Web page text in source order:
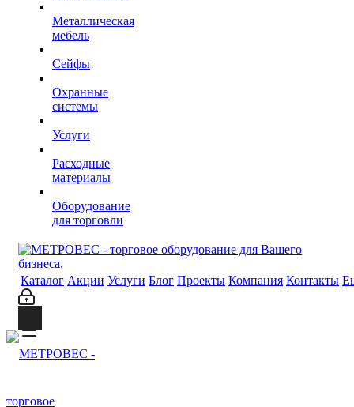
Металлическая
мебель
Сейфы
Охранные
системы
Услуги
Расходные
материалы
Оборудование
для торговли
Каталог Акции Услуги Блог Проекты Компания Контакты